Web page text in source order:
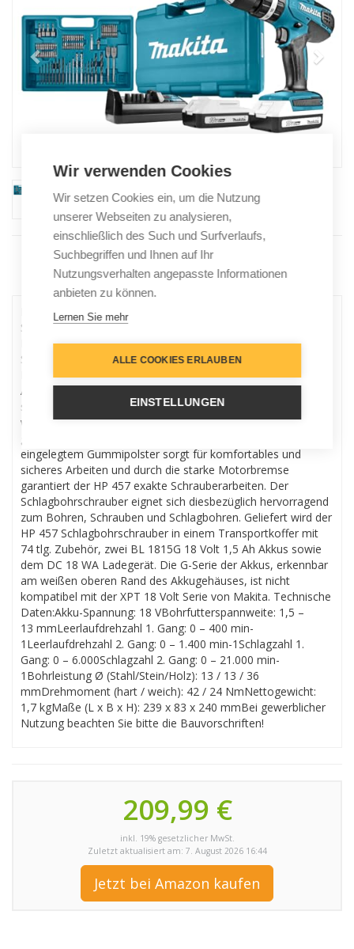
Menu
Lieferumfang:- Makita HP 457 DWE 18 Volt Akku
Schlagbohrschrauber- 2 x Makita BL 1815G 18 Volt 1,5 Ah Li-
Ion Akku- 1 x Makita DC 18 WA Ladegerät- 74 tlg. Zubehör-
Set- 1 x Makita Werkzeug Transportkoffer aus
KunststoffProduktbeschreibung:Der HP 457 ist ein 18 Volt
Akku betriebener Schlagbohrschrauber von Makita mit einem
staubgeschützten 2 Gang Planetengetriebe ausgestattet,
wodurch mit 16 Drehmomentstufen und einer Bohrstufe
eingelegtem Gummipolster sorgt für komfortables und
sicheres Arbeiten und durch die starke Motorbremse
garantiert der HP 457 exakte Schrauberarbeiten. Der
Schlagbohrschrauber eignet sich diesbezüglich hervorragend
zum Bohren, Schrauben und Schlagbohren. Geliefert wird der
HP 457 Schlagbohrschrauber in einem Transportkoffer mit
74 tlg. Zubehör, zwei BL 1815G 18 Volt 1,5 Ah Akkus sowie
dem DC 18 WA Ladegerät. Die G-Serie der Akkus, erkennbar
am weißen oberen Rand des Akkugehäuses, ist nicht
kompatibel mit der XPT 18 Volt Serie von Makita. Technische
Daten:Akku-Spannung: 18 VBohrfutterspannweite: 1,5 –
13 mmLeerlaufdrehzahl 1. Gang: 0 – 400 min-
1Leerlaufdrehzahl 2. Gang: 0 – 1.400 min-1Schlagzahl 1.
Gang: 0 – 6.000Schlagzahl 2. Gang: 0 – 21.000 min-
1Bohrleistung Ø (Stahl/Stein/Holz): 13 / 13 / 36
mmDrehmoment (hart / weich): 42 / 24 NmNettogewicht:
1,7 kgMaße (L x B x H): 239 x 83 x 240 mmBei gewerblicher
Nutzung beachten Sie bitte die Bauvorschriften!
209,99 €
inkl. 19% gesetzlicher MwSt.
Zuletzt aktualisiert am: 7. August 2026 16:44
Jetzt bei Amazon kaufen
Wir verwenden Cookies
Wir setzen Cookies ein, um die Nutzung
unserer Webseiten zu analysieren,
einschließlich des Such und Surfverlaufs,
Suchbegriffen und Ihnen auf Ihr
Nutzungsverhalten angepasste Informationen
anbieten zu können.
Lernen Sie mehr
ALLE COOKIES ERLAUBEN
EINSTELLUNGEN